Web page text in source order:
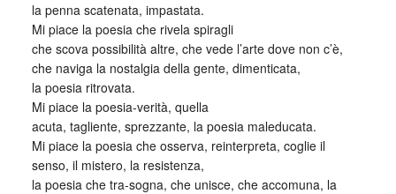
la penna scatenata, impastata.
Mi piace la poesia che rivela spiragli
che scova possibilità altre, che vede l’arte dove non c’è,
che naviga la nostalgia della gente, dimenticata,
la poesia ritrovata.
Mi piace la poesia-verità, quella
acuta, tagliente, sprezzante, la poesia maleducata.
Mi piace la poesia che osserva, reinterpreta, coglie il
senso, il mistero, la resistenza,
la poesia che tra-sogna, che unisce, che accomuna, la